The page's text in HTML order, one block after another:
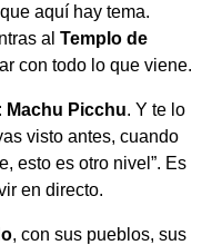
aquí hay tema.
al Templo de
con todo lo que viene.
Machu Picchu. Y te lo
visto antes, cuando
esto es otro nivel”. Es
en directo.
, con sus pueblos, sus